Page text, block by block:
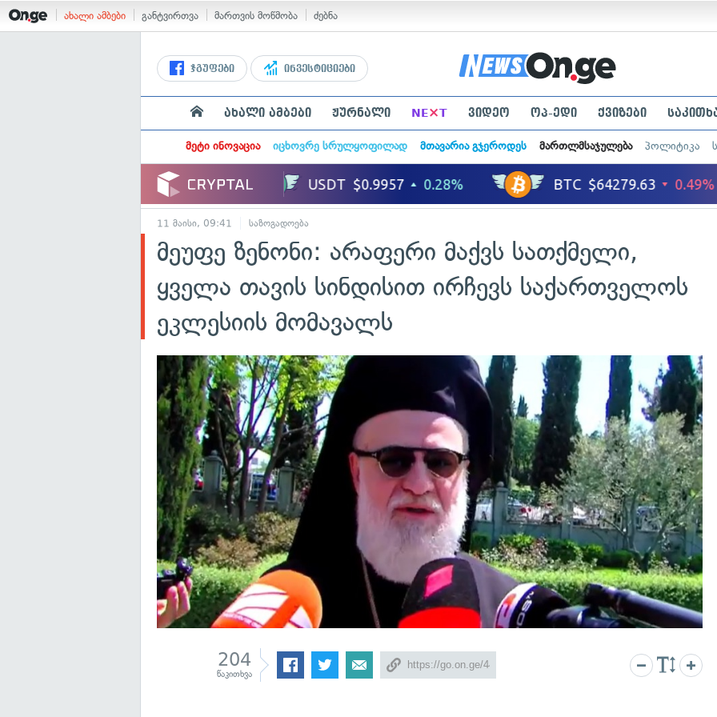
ახალი ამბები განტვირთვა მართვის მოწმობა ძებნა
ჯგუფები ინვესტიციები
ახალი ამბები ჟურნალი NE×T ვიდეო ოპ-ედი ქვიზები
მეტი ინოვაცია იცხოვრე სრულყოფილად მთავარია გჯეროდეს მართლმსაჯულება პოლიტიკა
11 მაისი, 09:41 საზოგადოება
მეუფე ზენონი: არაფერი მაქვს სათქმელი,
ყველა თავის სინდისით ირჩევს საქართველოს
ეკლესიის მომავალს
204
წაკითხვა